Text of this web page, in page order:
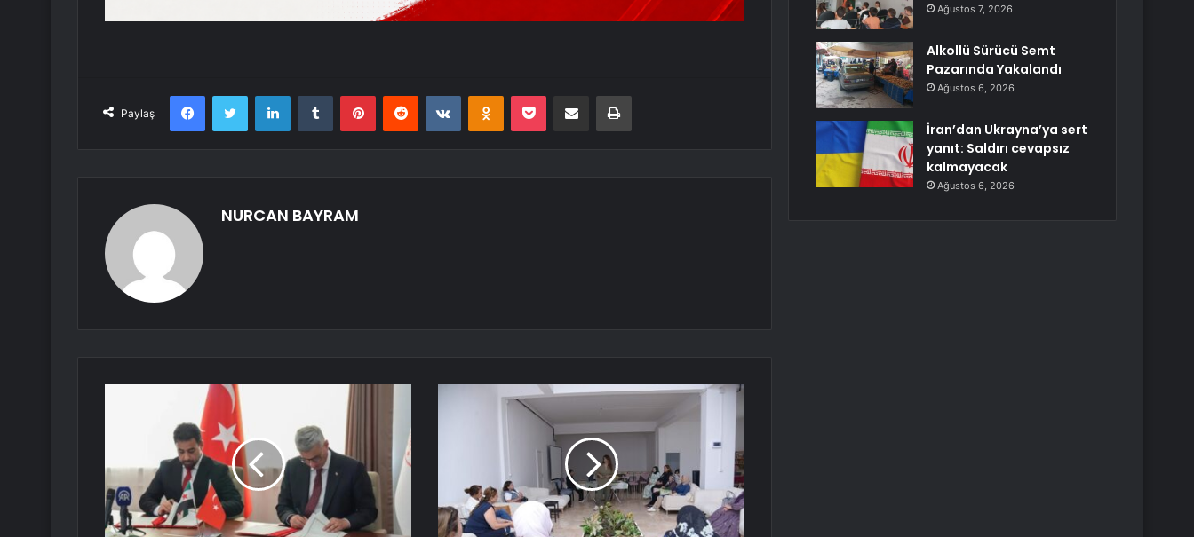
Paylaş
FacebookTwitter LinkedInTumblr PinterestReddit VKontakteOdnoklassniki
Pocket E-Posta ile paylaş Yazdır
NURCAN BAYRAM
Ağustos 7, 2026
Alkollü Sürücü Semt
Pazarında Yakalandı
Ağustos 6, 2026
İran’dan Ukrayna’ya sert
yanıt: Saldırı cevapsız
kalmayacak
Ağustos 6, 2026